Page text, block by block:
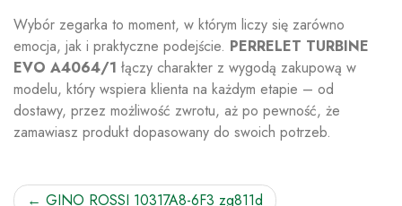
Wybór zegarka to moment, w którym liczy się zarówno
emocja, jak i praktyczne podejście. PERRELET TURBINE
EVO A4064/1 łączy charakter z wygodą zakupową w
modelu, który wspiera klienta na każdym etapie – od
dostawy, przez możliwość zwrotu, aż po pewność, że
zamawiasz produkt dopasowany do swoich potrzeb.
GINO ROSSI 10317A8-6F3 zg811d